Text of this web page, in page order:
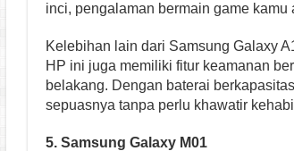
inci, pengalaman bermain game
Kelebihan lain dari Samsung Galaxy
HP ini juga memiliki fitur keamanan
belakang. Dengan baterai
sepuasnya tanpa perlu khawatir
5. Samsung Galaxy M01